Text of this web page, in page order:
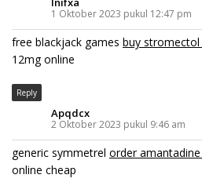
1 Oktober 2023 pukul 12:47 pm
free blackjack games buy
12mg online
Reply
Apqdcx
2 Oktober 2023 pukul 9:46 am
generic symmetrel order amantadine
online cheap